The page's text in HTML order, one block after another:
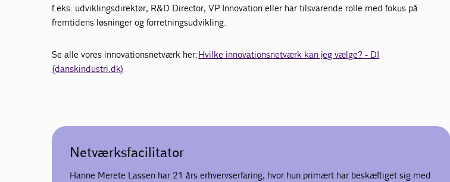
f.eks. udviklingsdirektør, R&D Director, VP Innovation eller har tilsvarende rolle med fokus på
fremtidens løsninger og forretningsudvikling.
Se alle vores innovationsnetværk her:Hvilke innovationsnetværk kan jeg vælge? - DI
(danskindustri.dk)
Netværksfacilitator
Hanne Merete Lassen har 21 års erhvervserfaring, hvor hun primært har beskæftiget sig med